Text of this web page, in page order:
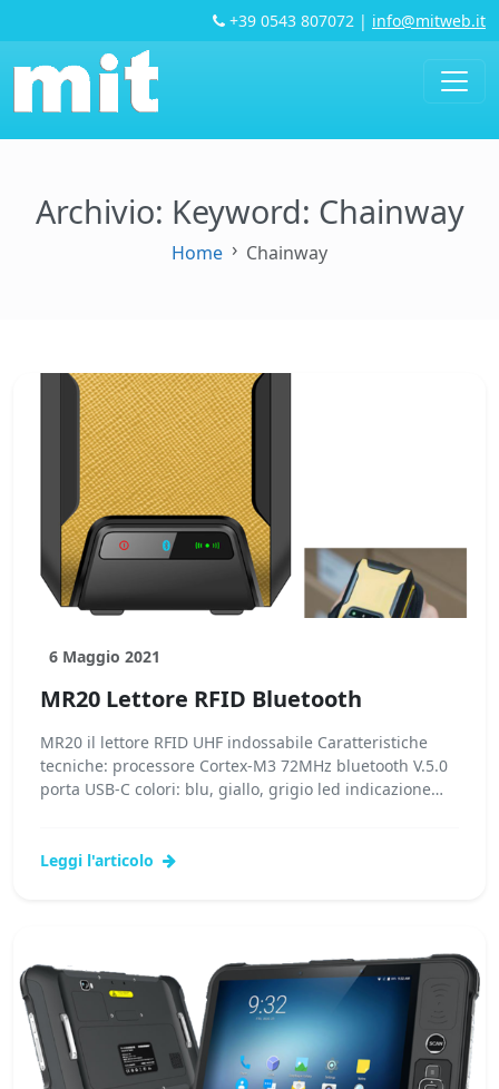
+39 0543 807072 | info@mitweb.it
Archivio: Keyword: Chainway
Home Chainway
6 Maggio 2021
MR20 Lettore RFID Bluetooth
MR20 il lettore RFID UHF indossabile Caratteristiche
tecniche: processore Cortex-M3 72MHz bluetooth V.5.0
porta USB-C colori: blu, giallo, grigio led indicazione
Leggi l'articolo